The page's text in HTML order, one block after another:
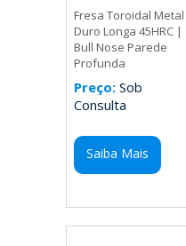
Fresa Toroidal Metal
Duro Longa 45HRC |
Bull Nose Parede
Profunda
Preço: Sob
Consulta
Saiba Mais